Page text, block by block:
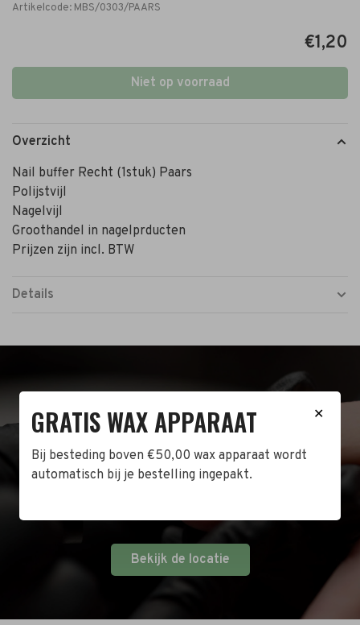
Artikelcode: MBS/0303/PAARS
€1,20
Niet op voorraad
Overzicht
Nail buffer Recht (1stuk) Paars
Polijstvijl
Nagelvijl
Groothandel in nagelprducten
Prijzen zijn incl. BTW
Details
BEZOEK DE WINKEL!
Naast de online shop hebben wij ook een fysieke
winkel in Zwijndrecht! Het adres is: Antoni van
Leeuwenhoekstraat 10. Kom op een doordeweekse
Bekijk de locatie
✕
GRATIS WAX APPARAAT
Bij besteding boven €50,00 wax apparaat wordt
automatisch bij je bestelling ingepakt.